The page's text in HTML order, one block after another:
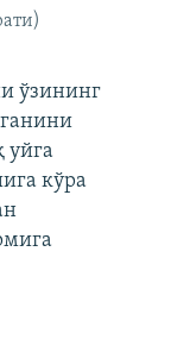
ўзининг
уйга
кўра